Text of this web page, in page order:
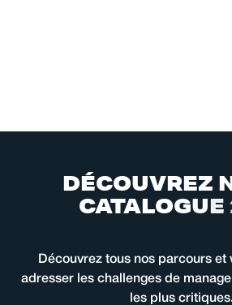
DÉCOUVREZ
CATALOGUE
Découvrez tous nos parcours et
adresser les challenges de
les plus